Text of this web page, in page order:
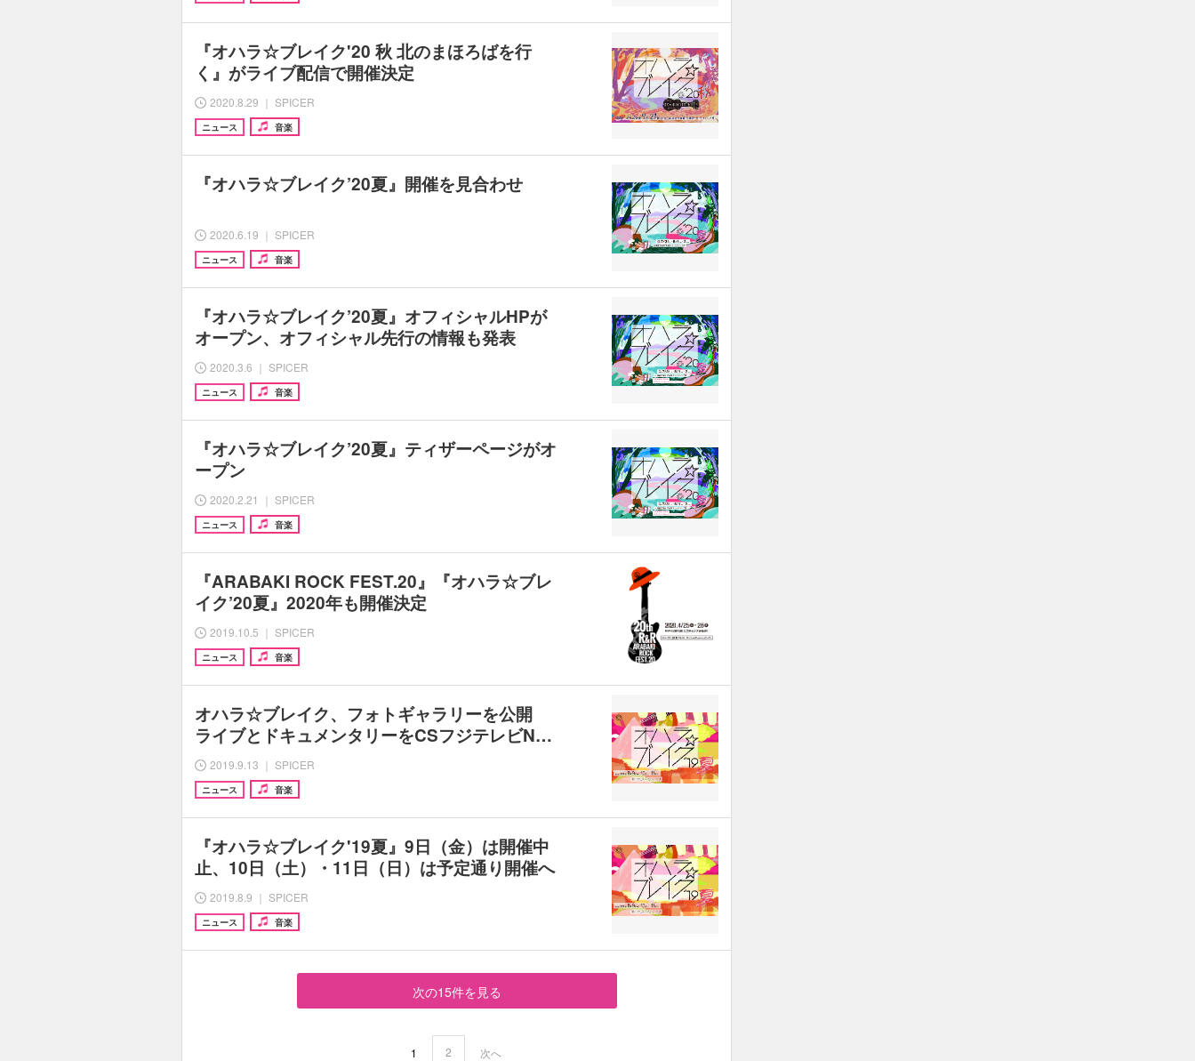
『オハラ☆ブレイク'20 秋 北のまほろばを行
く』がライブ配信で開催決定
2020.8.29 ｜ SPICER
ニュース 音楽
『オハラ☆ブレイク’20夏』開催を見合わせ
2020.6.19 ｜ SPICER
ニュース 音楽
『オハラ☆ブレイク’20夏』オフィシャルHPが
オープン、オフィシャル先行の情報も発表
2020.3.6 ｜ SPICER
ニュース 音楽
『オハラ☆ブレイク’20夏』ティザーページがオ
ープン
2020.2.21 ｜ SPICER
ニュース 音楽
『ARABAKI ROCK FEST.20』『オハラ☆ブレ
イク’20夏』2020年も開催決定
2019.10.5 ｜ SPICER
ニュース 音楽
オハラ☆ブレイク、フォトギャラリーを公開
ライブとドキュメンタリーをCSフジテレビN…
2019.9.13 ｜ SPICER
ニュース 音楽
『オハラ☆ブレイク'19夏』9日（金）は開催中
止、10日（土）・11日（日）は予定通り開催へ
2019.8.9 ｜ SPICER
ニュース 音楽
次の15件を見る
1 2 次へ